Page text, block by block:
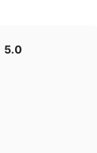
5.0